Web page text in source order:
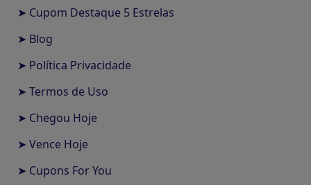
➤ Cupom Destaque 5 Estrelas
➤ Blog
➤ Política Privacidade
➤ Termos de Uso
➤ Chegou Hoje
➤ Vence Hoje
➤ Cupons For You